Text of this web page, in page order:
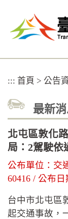
容
::: 首頁 > 公告
最新
北屯區敦化
局：2駕駛依
公布單位：交
60416 / 公布日
台中市北屯區
起交通事故，